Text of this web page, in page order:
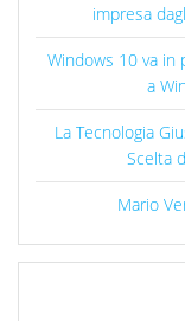
impresa
Windows 10 va in
a
La Tecnologia
Scelta
Mario